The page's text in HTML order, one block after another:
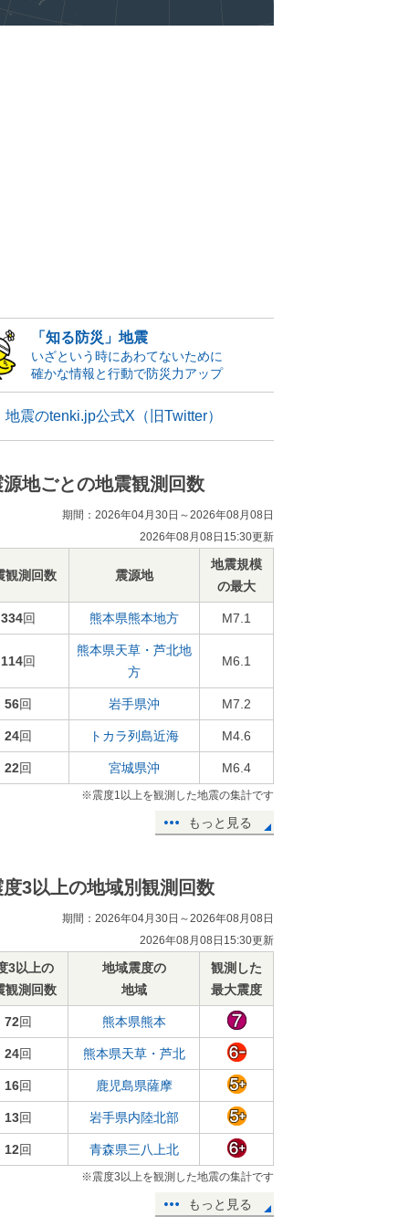
「知る防災」地震
いざという時にあわてないために
確かな情報と行動で防災力アップ
地震のtenki.jp公式X（旧Twitter）
源地ごとの地震観測回数
期間：2026年04月30日～2026年08月08日
2026年08月08日15:30更新
観測回数 震源地
地震規模
の最大
334回 熊本県熊本地方 M7.1
114回
熊本県天草・芦北地
方
M6.1
56回 岩手県沖 M7.2
24回 トカラ列島近海 M4.6
22回 宮城県沖 M6.4
※震度1以上を観測した地震の集計です
もっと見る
度3以上の地域別観測回数
期間：2026年04月30日～2026年08月08日
2026年08月08日15:30更新
3以上の
観測回数
地域震度の
地域
観測した
最大震度
72回 熊本県熊本
24回 熊本県天草・芦北
16回 鹿児島県薩摩
13回 岩手県内陸北部
12回 青森県三八上北
※震度3以上を観測した地震の集計です
もっと見る